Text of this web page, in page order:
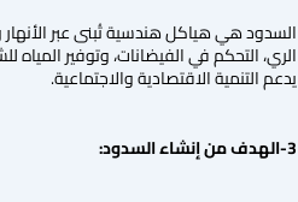
السدود هي هياكل هندسية تُبنى عبر
الري، التحكم في الفيضانات، وتوفير
يدعم التنمية الاقتصادية والاجتماعية.
3-الهدف من إنشاء السدود: